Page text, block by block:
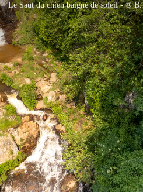
Le Saut du chien baigné de soleil - ®